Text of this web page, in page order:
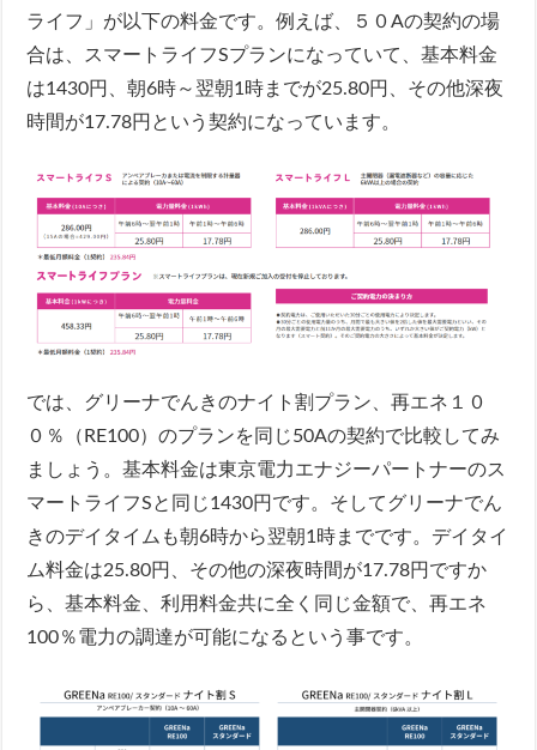
ライフ」が以下の料金です。例えば、５０Aの契約の場
合は、スマートライフSプランになっていて、基本料金
は1430円、朝6時～翌朝1時までが25.80円、その他深夜
時間が17.78円という契約になっています。
では、グリーナでんきのナイト割プラン、再エネ１０
０％（RE100）のプランを同じ50Aの契約で比較してみ
ましょう。基本料金は東京電力エナジーパートナーのス
マートライフSと同じ1430円です。そしてグリーナでん
きのデイタイムも朝6時から翌朝1時までです。デイタイ
ム料金は25.80円、その他の深夜時間が17.78円ですか
ら、基本料金、利用料金共に全く同じ金額で、再エネ
100％電力の調達が可能になるという事です。